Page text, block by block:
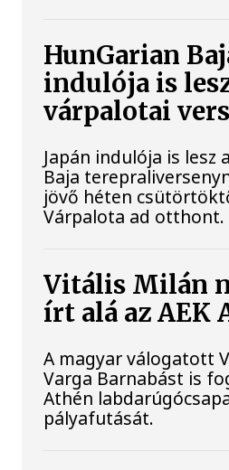
HunGarian
indulója is
várpalotai
Japán indulója is lesz
Baja
jövő héten
Várpalota ad otthont.
Vitális Milán
írt alá az AEK
A magyar válogatott
Varga Barnabást is
Athén
pályafutását.